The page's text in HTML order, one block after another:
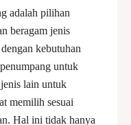
adalah pilihan
beragam jenis
kebutuhan
untuk
lain untuk
memilih sesuai
Hal ini tidak hanya